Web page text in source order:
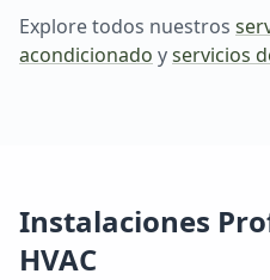
Explore todos nuestros
acondicionado yservicios
Instalaciones
HVAC